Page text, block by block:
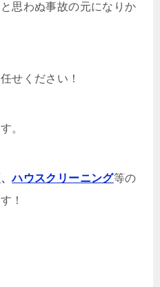
思わぬ事故の元になりか
せください！
。
、ハウスクリーニング等の
！